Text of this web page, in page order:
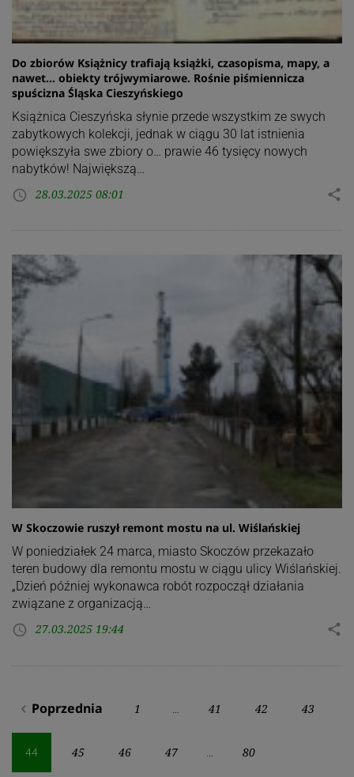
Do zbiorów Książnicy trafiają książki, czasopisma, mapy, a
nawet… obiekty trójwymiarowe. Rośnie piśmiennicza
spuścizna Śląska Cieszyńskiego
Książnica Cieszyńska słynie przede wszystkim ze swych
zabytkowych kolekcji, jednak w ciągu 30 lat istnienia
powiększyła swe zbiory o… prawie 46 tysięcy nowych
nabytków! Największą…
access_time 28.03.2025 08:01 share
W Skoczowie ruszył remont mostu na ul. Wiślańskiej
W poniedziałek 24 marca, miasto Skoczów przekazało
teren budowy dla remontu mostu w ciągu ulicy Wiślańskiej.
„Dzień później wykonawca robót rozpoczął działania
związane z organizacją…
access_time 27.03.2025 19:44 share
Stronicowanie
wpisów
navigate_before Poprzednia 1 41 42 43
44 45 46 47 80